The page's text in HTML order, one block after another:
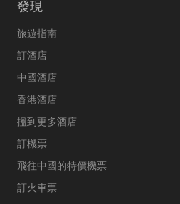
發現
旅遊指南
訂酒店
中國酒店
香港酒店
搵到更多酒店
訂機票
飛往中國的特價機票
訂火車票